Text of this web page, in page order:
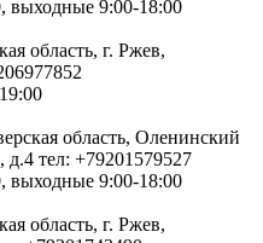
выходные 9:00-18:00
область, г. Ржев,
область, Оленинский
д.4 тел: +79201579527
выходные 9:00-18:00
область, г. Ржев,